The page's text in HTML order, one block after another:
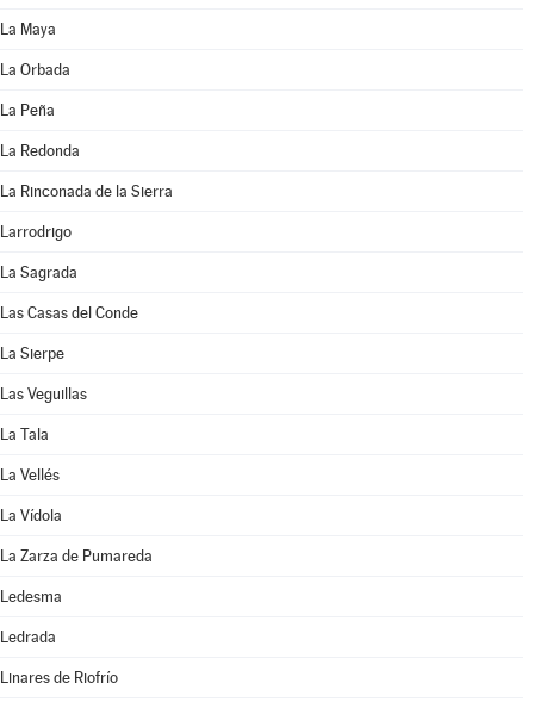
La Maya
La Orbada
La Peña
La Redonda
La Rinconada de la Sierra
Larrodrigo
La Sagrada
Las Casas del Conde
La Sierpe
Las Veguillas
La Tala
La Vellés
La Vídola
La Zarza de Pumareda
Ledesma
Ledrada
Linares de Riofrío